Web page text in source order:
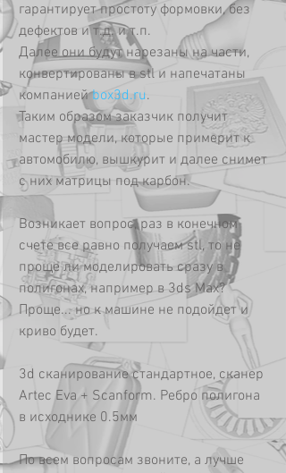
гарантирует простоту формовки, без
дефектов и т.д. и т.п.
Далее они будут нарезаны на части,
конвертированы в stl и напечатаны
компанией box3d.ru.
Таким образом заказчик получит
мастер модели, которые примерит к
автомобилю, вышкурит и далее снимет
с них матрицы под карбон.
Возникает вопрос, раз в конечном
счете все равно получаем stl, то не
проще ли моделировать сразу в
полигонах, например в 3ds Max?
Проще... но к машине не подойдет и
криво будет.
3d сканирование стандартное, сканер
Artec Eva + Scanform. Ребро полигона
в исходнике 0.5мм
По всем вопросам звоните, а лучше